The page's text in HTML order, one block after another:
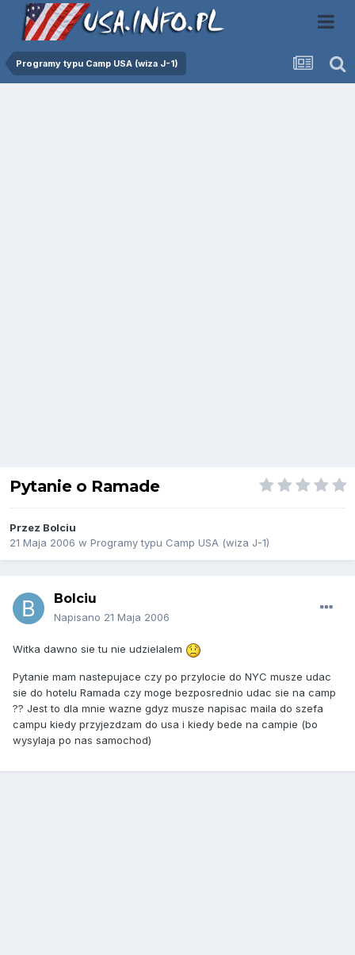
Programy typu Camp USA (wiza J-1)
Pytanie o Ramade
Przez Bolciu
21 Maja 2006 w Programy typu Camp USA (wiza J-1)
Bolciu
Napisano 21 Maja 2006
Witka dawno sie tu nie udzielalem
Pytanie mam nastepujace czy po przylocie do NYC musze udac
sie do hotelu Ramada czy moge bezposrednio udac sie na camp
?? Jest to dla mnie wazne gdyz musze napisac maila do szefa
campu kiedy przyjezdzam do usa i kiedy bede na campie (bo
wysylaja po nas samochod)